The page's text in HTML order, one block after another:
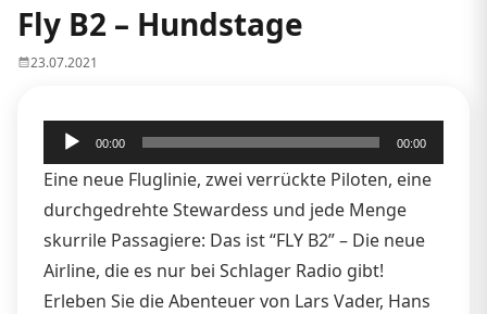
Fly B2 – Hundstage
23.07.2021
Audio-
Player
00:00 00:00
Eine neue Fluglinie, zwei verrückte Piloten, eine
durchgedrehte Stewardess und jede Menge
skurrile Passagiere: Das ist “FLY B2” – Die neue
Airline, die es nur bei Schlager Radio gibt!
Erleben Sie die Abenteuer von Lars Vader, Hans